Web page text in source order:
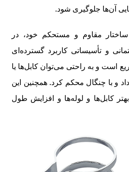
آن‌ها جلوگیری شود.
مقاوم و مستحکم خود، در
و تأسیساتی کاربرد گسترده‌ای
است و به راحتی می‌توان کابل‌ها یا
و با چنگال محکم کرد. همچنین این
کابل‌ها و لوله‌ها و افزایش طول